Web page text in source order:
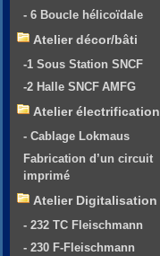
- 6 Boucle hélicoïdale
Atelier décor/bâti
-1 Sous Station SNCF
-2 Halle SNCF AMFG
Atelier électrification
- Cablage Lokmaus
Fabrication d’un circuit
imprimé
Atelier Digitalisation
- 232 TC Fleischmann
- 230 F-Fleischmann